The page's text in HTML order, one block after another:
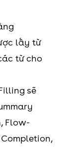
lấy từ
từ cho
sẽ
Flow-